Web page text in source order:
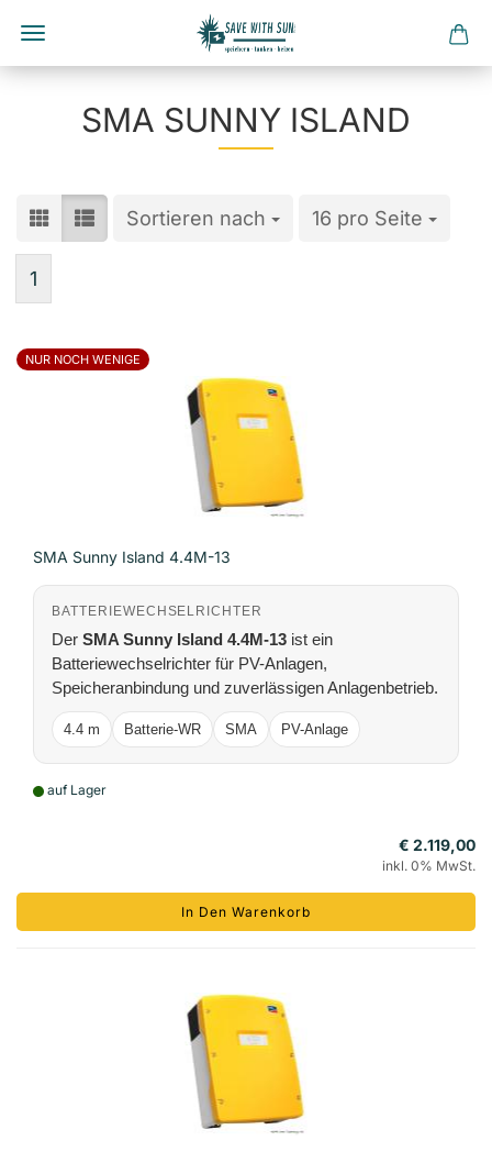
Direkt
HauptinhaltSMA SUNNY ISLAND
Sortieren nach
Sortieren nach 16 pro Seite
pro Seite
1
NUR NOCH WENIGE
SMA Sunny Island 4.4M-13
BATTERIEWECHSELRICHTER
Der SMA Sunny Island 4.4M-13 ist ein
Batteriewechselrichter für PV-Anlagen,
Speicheranbindung und zuverlässigen Anlagenbetrieb.
4.4 m Batterie-WR SMA PV-Anlage
auf Lager
€ 2.119,00
inkl. 0% MwSt.
In Den Warenkorb